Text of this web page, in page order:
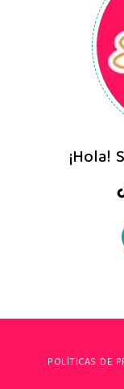
¡Hola!
POLÍTICAS DE